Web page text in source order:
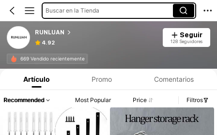
Buscar en la Tienda
RUNLUAN
4.92
Seguir
128 Seguidores
669 Vendido recientemente
Artículo Promo Comentarios
Recommended Most Popular Price Filtros